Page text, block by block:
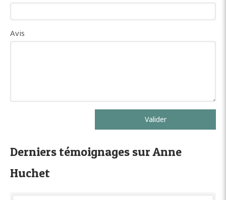
Avis
Valider
Derniers témoignages sur Anne
Huchet